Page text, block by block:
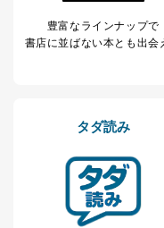
当社カスタマーQ＆
Aサービス利用者
豊富なラインナップで
書店に並ばない本とも出会
タダ読み